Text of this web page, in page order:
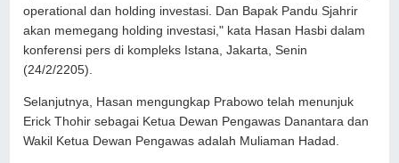
operational dan holding investasi. Dan Bapak Pandu Sjahrir
akan memegang holding investasi," kata Hasan Hasbi dalam
konferensi pers di kompleks Istana, Jakarta, Senin
(24/2/2205).
Selanjutnya, Hasan mengungkap Prabowo telah menunjuk
Erick Thohir sebagai Ketua Dewan Pengawas Danantara dan
Wakil Ketua Dewan Pengawas adalah Muliaman Hadad.